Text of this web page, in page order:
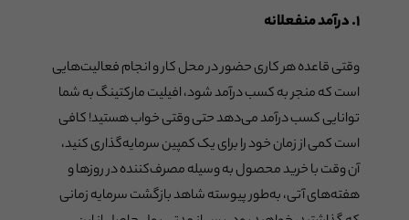
۱. درآمد منفعلانه
وقتی قاعده هر کاری حضور در محل کار و انجام فعالیت‌هایی
است که منجر به کسب درآمد شود، افیلیت مارکتینگ به شما
توانایی کسب درآمد می‌دهد حتی وقتی خواب هستید! کافی
است کمی از زمان خود را برای یک کمپین سرمایه‌گذاری کنید،
آن وقت با خرید محصول به وسیله مصرف‌کننده در روزها و
هفته‌های آتی، به‌طور پیوسته شاهد بازگشت سرمایه زمانی